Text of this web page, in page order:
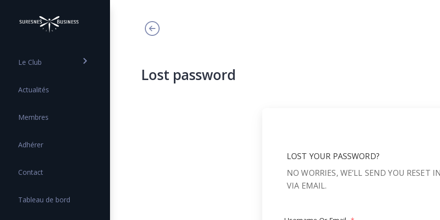
Le Club
Actualités
Membres
Adhérer
Contact
Tableau de bord
Lost password
LOST YOUR PASSWORD?
NO WORRIES, WE’LL SEND YOU RESET
VIA EMAIL.